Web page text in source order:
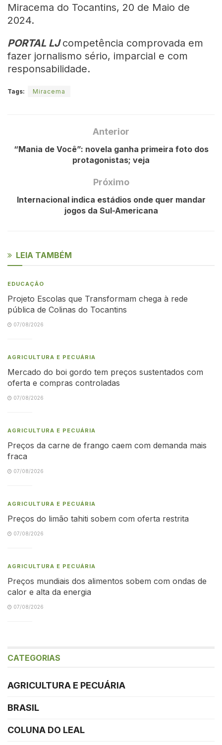
Miracema do Tocantins, 20 de Maio de
2024.
PORTAL LJcompetência comprovada em
fazer jornalismo sério, imparcial e com
responsabilidade.
Tags: Miracema
Anterior
“Mania de Você”: novela ganha primeira foto dos
protagonistas; veja
Próximo
Internacional indica estádios onde quer mandar
jogos da Sul-Americana
LEIA TAMBÉM
EDUCAÇÃO
Projeto Escolas que Transformam chega à rede
pública de Colinas do Tocantins
07/08/2026
AGRICULTURA E PECUÁRIA
Mercado do boi gordo tem preços sustentados com
oferta e compras controladas
07/08/2026
AGRICULTURA E PECUÁRIA
Preços da carne de frango caem com demanda mais
fraca
07/08/2026
AGRICULTURA E PECUÁRIA
Preços do limão tahiti sobem com oferta restrita
07/08/2026
AGRICULTURA E PECUÁRIA
Preços mundiais dos alimentos sobem com ondas de
calor e alta da energia
07/08/2026
CATEGORIAS
AGRICULTURA E PECUÁRIA
BRASIL
COLUNA DO LEAL